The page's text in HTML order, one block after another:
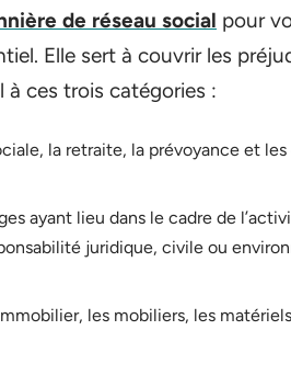
de réseau social pour
Elle sert à couvrir les
à ces trois catégories :
la retraite, la prévoyance et
ayant lieu dans le cadre de
juridique, civile ou
les mobiliers, les